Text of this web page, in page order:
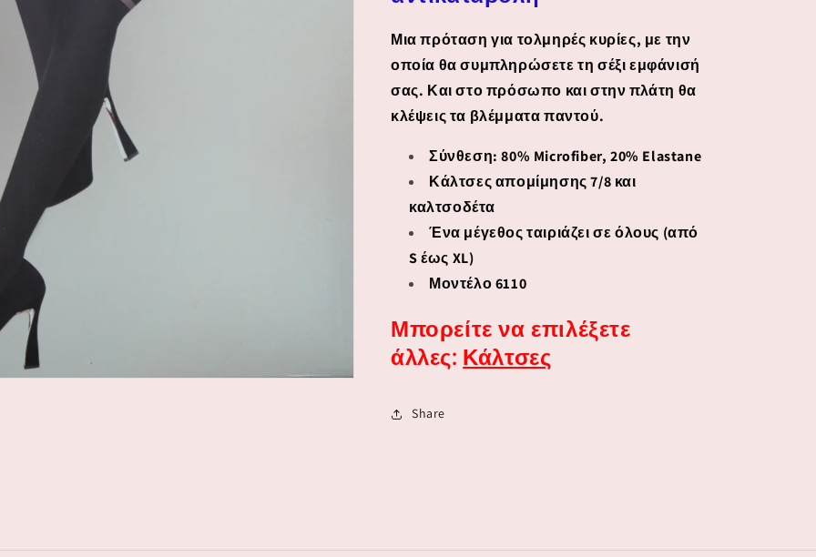
Μια πρόταση για τολμηρές κυρίες, με την
οποία θα συμπληρώσετε τη σέξι εμφάνισή
σας. Και στο πρόσωπο και στην πλάτη θα
κλέψεις τα βλέμματα παντού.
Σύνθεση: 80% Microfiber, 20% Elastane
Κάλτσες απομίμησης 7/8 και
καλτσοδέτα
Ένα μέγεθος ταιριάζει σε όλους (από
S έως XL)
Μοντέλο 6110
Μπορείτε να επιλέξετε
άλλες: Κάλτσες
Share